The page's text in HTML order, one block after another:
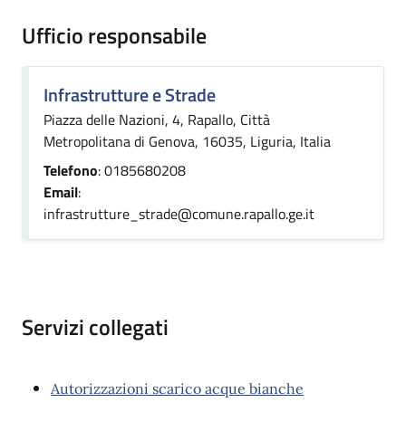
Ufficio responsabile
Infrastrutture e Strade
Piazza delle Nazioni, 4, Rapallo, Città
Metropolitana di Genova, 16035, Liguria, Italia
Telefono: 0185680208
Email:
infrastrutture_strade@comune.rapallo.ge.it
Servizi collegati
Autorizzazioni scarico acque bianche